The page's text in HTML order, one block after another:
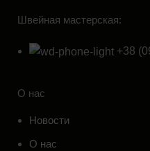
Швейная мастерская:
+38
О нас
Новости
О нас